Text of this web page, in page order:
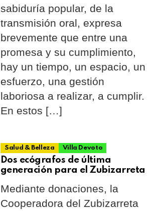
sabiduría popular, de la
transmisión oral, expresa
brevemente que entre una
promesa y su cumplimiento,
hay un tiempo, un espacio, un
esfuerzo, una gestión
laboriosa a realizar, a cumplir.
En estos […]
Salud & Belleza Villa Devoto
Dos ecógrafos de última
generación para el Zubizarreta
Mediante donaciones, la
Cooperadora del Zubizarreta